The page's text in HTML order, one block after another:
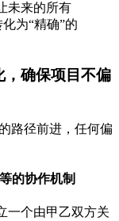
未来的所有
为“精确”的
，确保项目不偏
路径前进，任何偏
的协作机制
一个由甲乙双方关